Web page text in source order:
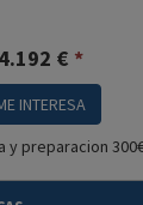
4.192 € *
INTERESA
y preparacion